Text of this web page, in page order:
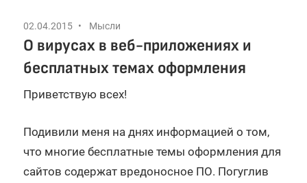
02.04.2015 Мысли
О вирусах в веб-приложениях и
бесплатных темах оформления
Приветствую всех!
Подивили меня на днях информацией о том,
что многие бесплатные темы оформления для
сайтов содержат вредоносное ПО. Погуглив